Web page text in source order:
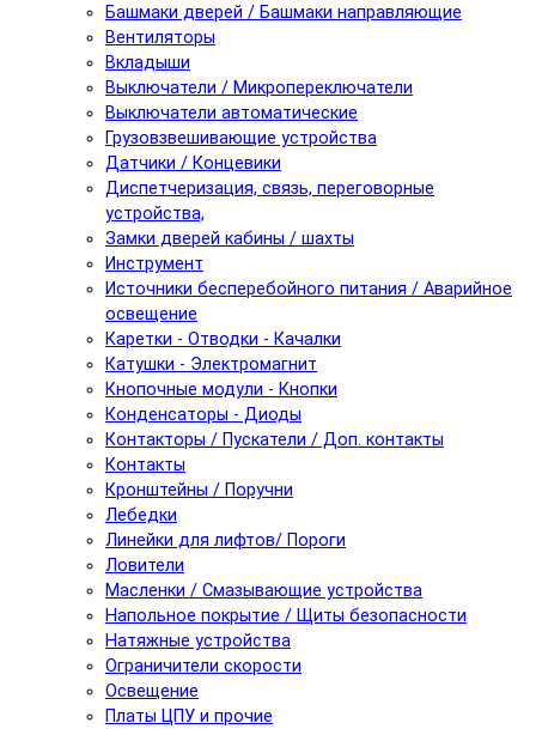
Башмаки дверей / Башмаки направляющие
Вентиляторы
Вкладыши
Выключатели / Микропереключатели
Выключатели автоматические
Грузовзвешивающие устройства
Датчики / Концевики
Диспетчеризация, связь, переговорные
устройства,
Замки дверей кабины / шахты
Инструмент
Источники бесперебойного питания / Аварийное
освещение
Каретки - Отводки - Качалки
Катушки - Электромагнит
Кнопочные модули - Кнопки
Конденсаторы - Диоды
Контакторы / Пускатели / Доп. контакты
Контакты
Кронштейны / Поручни
Лебедки
Линейки для лифтов/ Пороги
Ловители
Масленки / Смазывающие устройства
Напольное покрытие / Щиты безопасности
Натяжные устройства
Ограничители скорости
Освещение
Платы ЦПУ и прочие